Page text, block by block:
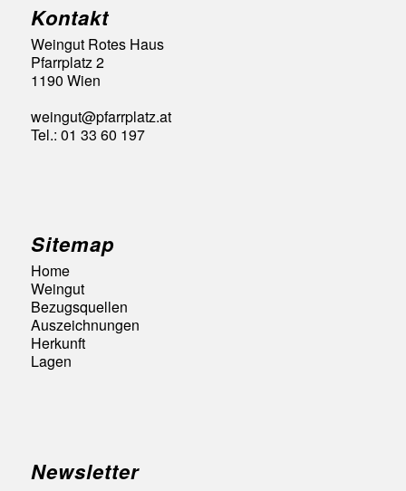
Kontakt
Weingut Rotes Haus
Pfarrplatz 2
1190 Wien
weingut@pfarrplatz.at
Tel.: 01 33 60 197
Sitemap
Home
Weingut
Bezugsquellen
Auszeichnungen
Herkunft
Lagen
Newsletter